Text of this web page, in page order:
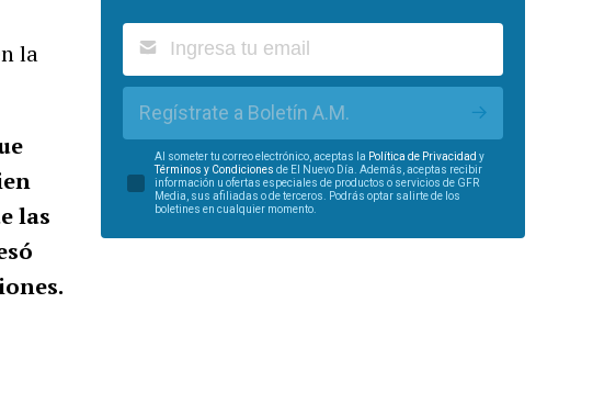
la
las
Regístrate a Boletín A.M.
Al someter tu correo electrónico, aceptas la Política de Privacidad y
Términos y Condiciones de El Nuevo Día. Además, aceptas recibir
información u ofertas especiales de productos o servicios de GFR
Media, sus afiliadas o de terceros. Podrás optar salirte de los
boletines en cualquier momento.